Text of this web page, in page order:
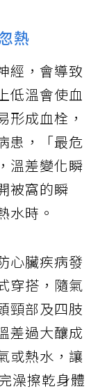
熱
經，會導致
低溫會使血
形成血栓，
患，「最危
溫差變化瞬
被窩的瞬
水時。
心臟疾病發
穿搭，隨氣
頸部及四肢
差過大釀成
或熱水，讓
澡擦乾身體